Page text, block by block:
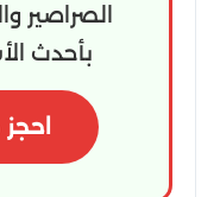
الصراصير
بأحدث